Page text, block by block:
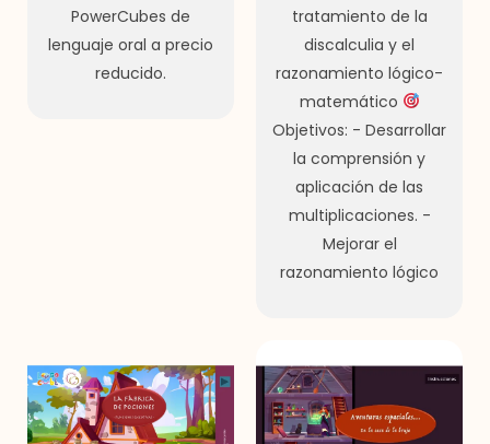
PowerCubes de
lenguaje oral a precio
reducido.
tratamiento de la
discalculia y el
razonamiento lógico-
matemático
Objetivos: - Desarrollar
la comprensión y
aplicación de las
multiplicaciones. -
Mejorar el
razonamiento lógico